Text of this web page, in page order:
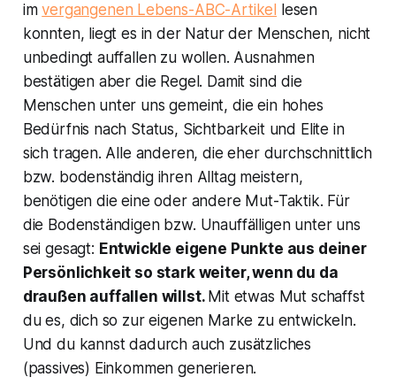
imvergangenen Lebens-ABC-Artikel
lesen
konnten, liegt es in der Natur der Menschen, nicht
unbedingt auffallen zu wollen. Ausnahmen
bestätigen aber die Regel. Damit sind die
Menschen unter uns gemeint, die ein hohes
Bedürfnis nach Status, Sichtbarkeit und Elite in
sich tragen. Alle anderen, die eher durchschnittlich
bzw. bodenständig ihren Alltag meistern,
benötigen die eine oder andere Mut-Taktik. Für
die Bodenständigen bzw. Unauffälligen unter uns
sei gesagt: Entwickle eigene Punkte aus deiner
Persönlichkeit so stark weiter, wenn du da
draußen auffallen willst. Mit etwas Mut schaffst
du es, dich so zur eigenen Marke zu entwickeln.
Und du kannst dadurch auch zusätzliches
(passives) Einkommen generieren.